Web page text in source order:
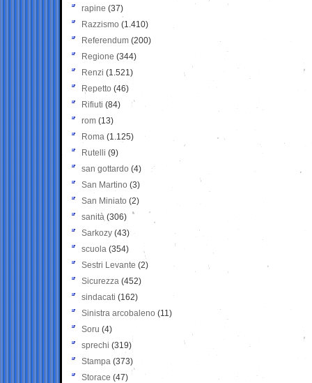
rapine (37)
Razzismo (1.410)
Referendum (200)
Regione (344)
Renzi (1.521)
Repetto (46)
Rifiuti (84)
rom (13)
Roma (1.125)
Rutelli (9)
san gottardo (4)
San Martino (3)
San Miniato (2)
sanità (306)
Sarkozy (43)
scuola (354)
Sestri Levante (2)
Sicurezza (452)
sindacati (162)
Sinistra arcobaleno (11)
Soru (4)
sprechi (319)
Stampa (373)
Storace (47)